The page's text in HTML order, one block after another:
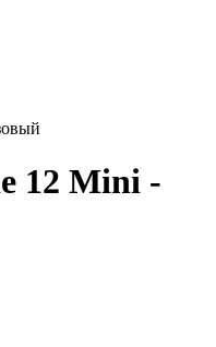
12 Mini -